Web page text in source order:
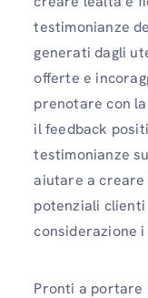
testimonianze
generati dagli
offerte e
prenotare con
il feedback
testimonianze
aiutare a
potenziali
considerazione
Pronti a portare